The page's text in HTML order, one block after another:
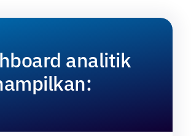
analitik